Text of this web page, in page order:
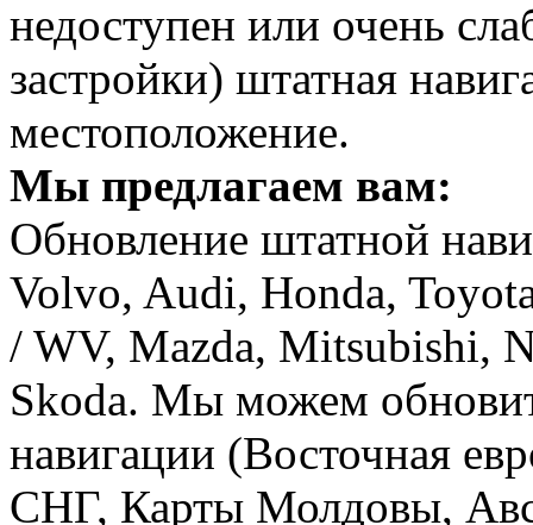
недоступен или очень
застройки) штатная
местоположение.
Мы предлагаем вам:
Обновление штатной
Volvo, Audi, Honda,
/ WV, Mazda, Mitsubishi,
Skoda. Мы можем
навигации (Восточная
СНГ, Карты Молдовы,